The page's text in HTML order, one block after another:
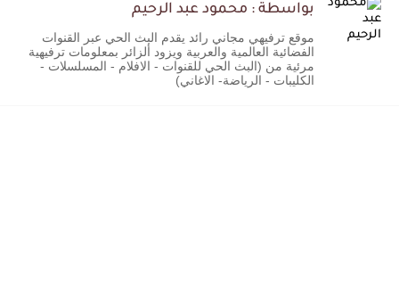
بواسطة : محمود عبد الرحيم
موقع ترفيهي مجاني رائد يقدم البث الحي عبر القنوات
الفضائية العالمية والعربية ويزود ألزائر بمعلومات ترفيهية
مرئية من (البث الحي للقنوات - الافلام - المسلسلات -
الكليبات - الرياضة- الاغاني)